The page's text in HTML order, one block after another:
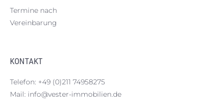
Termine nach
Vereinbarung
KONTAKT
Telefon: +49 (0)211 74958275
Mail: info@vester-immobilien.de